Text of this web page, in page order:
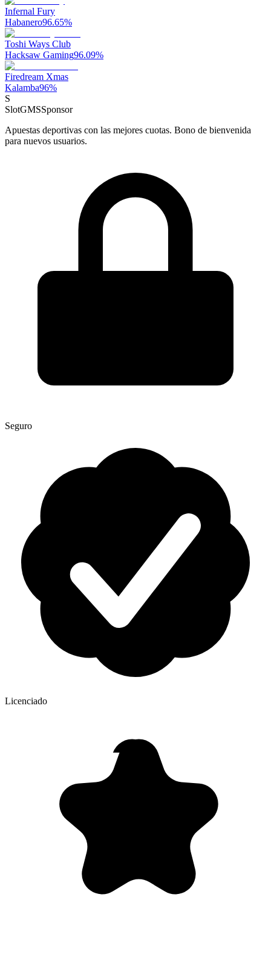
Infernal Fury
Habanero96.65%
Toshi Ways Club
Hacksaw Gaming96.09%
Firedream Xmas
Kalamba96%
S
SlotGMSSponsor
Apuestas deportivas con las mejores cuotas. Bono de bienvenida
para nuevos usuarios.
Seguro
Licenciado